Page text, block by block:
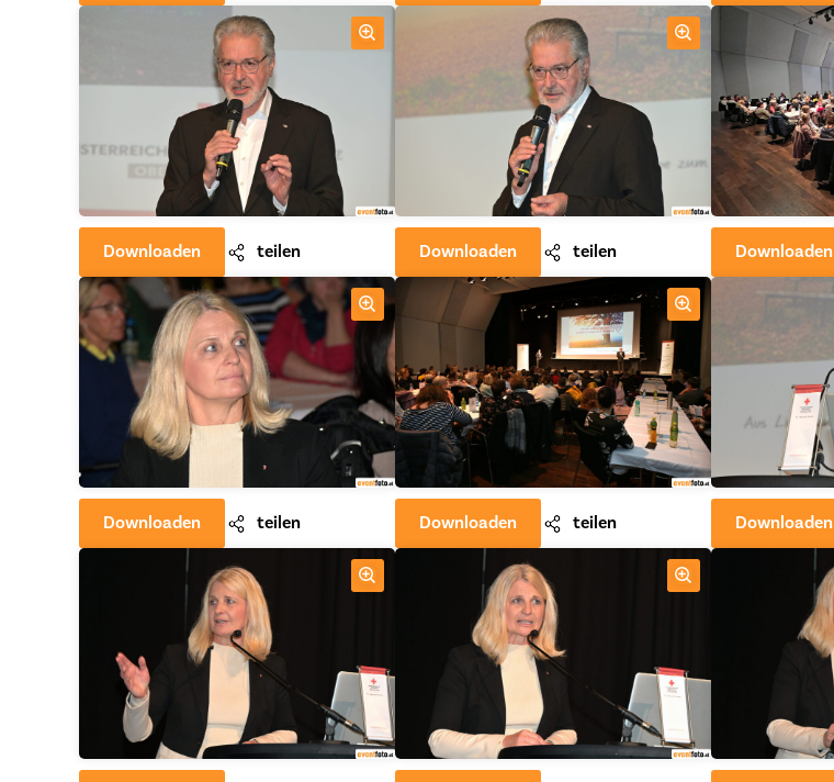
Downloaden teilen Downloaden teilen Downloaden
Downloaden teilen Downloaden teilen Downloaden